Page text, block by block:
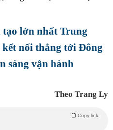
lớn nhất Trung
kết nối thẳng tới Đông
sàng vận hành
Theo Trang Ly
Copy link